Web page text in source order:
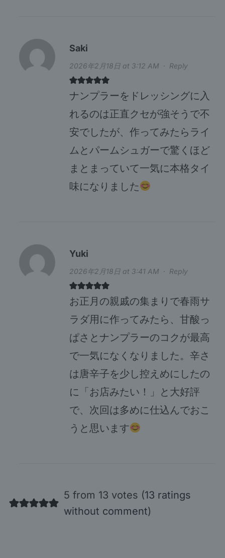
Saki
2026年2月18日 at 3:12 AM · Reply
ナンプラーをドレッシングに入
れるのは正直クセが強そうで不
安でしたが、作ってみたらライ
ムとパームシュガーで驚くほど
まとまっていて一気に本格タイ
味になりました
Yuki
2026年2月18日 at 3:41 AM · Reply
お正月の親戚の集まりで春雨サ
ラダ用に作ってみたら、甘酸っ
ぱさとナンプラーのコクが最高
で一気になくなりました。辛さ
は唐辛子を少し控えめにしたの
に「お店みたい！」と大好評
で、次回は多めに仕込んでおこ
うと思います
5 from 13 votes (13 ratings
without comment)